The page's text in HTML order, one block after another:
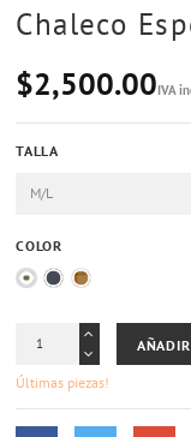
Chaleco
$2,500.00IVA
TALLA
COLOR
Verde OD
BlackCoyote TAN
Últimas piezas!